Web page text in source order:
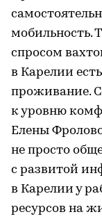
мобильность.
спросом
в Карелии
проживание.
к уровню
Елены
не просто
с развитой
в Карелии у
ресурсов на